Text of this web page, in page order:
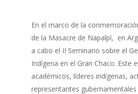
En el marco de la
de la Masacre de Napalpí, en
a cabo el II Seminario sobre el
Indígena en el Gran Chaco. Este
académicos, líderes indígenas,
representantes gubernamentales